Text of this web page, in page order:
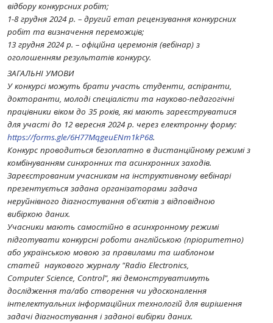
відбору конкурсних робіт;
1-8 грудня 2024 р. – другий етап рецензування конкурсних
робіт та визначення переможців;
13 грудня 2024 р. – офіційна церемонія (вебінар) з
оголошенням результатів конкурсу.
ЗАГАЛЬНІ УМОВИ
У конкурсі можуть брати участь студенти, аспіранти,
докторанти, молоді спеціалісти та науково-педагогічні
працівники віком до 35 років, які мають зареєструватися
для участі до 12 вересня 2024 р. через електронну форму:
https://forms.gle/6H77MqgeuENm1kP68.
Конкурс проводиться безоплатно в дистанційному режимі з
комбінуванням синхронних та асинхронних заходів.
Зареєстрованим учасникам на інструктивному вебінарі
презентується задана організаторами задача
неруйнівного діагностування об'єктів з відповідною
вибіркою даних.
Учасники мають самостійно в асинхронному режимі
підготувати конкурсні роботи англійською (пріоритетно)
або українською мовою за правилами та шаблоном
статей наукового журналу "Radio Electronics,
Computer Science, Control", які демонструватимуть
дослідження та/або створення чи удосконалення
інтелектуальних інформаційних технологій для вирішення
задачі діагностування і заданої вибірки даних.